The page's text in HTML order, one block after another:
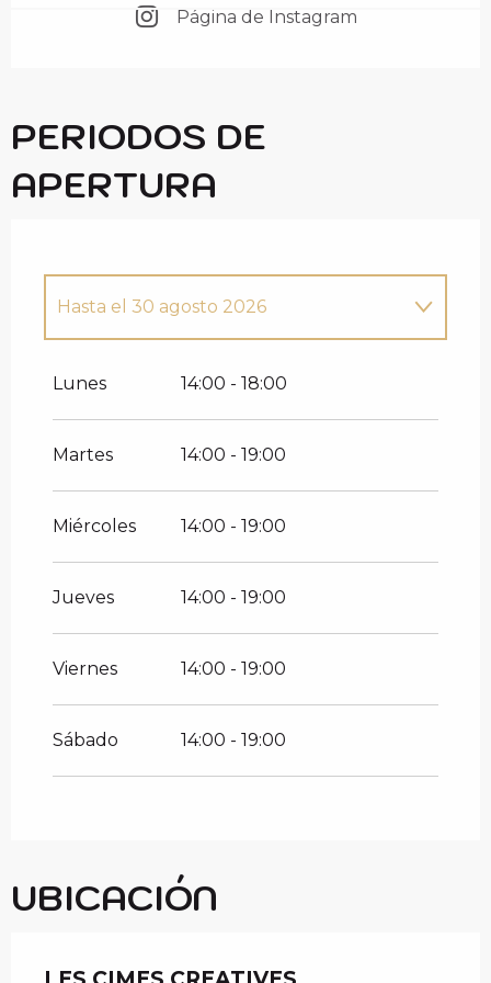
Página de Instagram
PERIODOS DE
APERTURA
Hasta el 30 agosto 2026
Lunes 14:00 - 18:00
Martes 14:00 - 19:00
Miércoles 14:00 - 19:00
Jueves 14:00 - 19:00
Viernes 14:00 - 19:00
Sábado 14:00 - 19:00
UBICACIÓN